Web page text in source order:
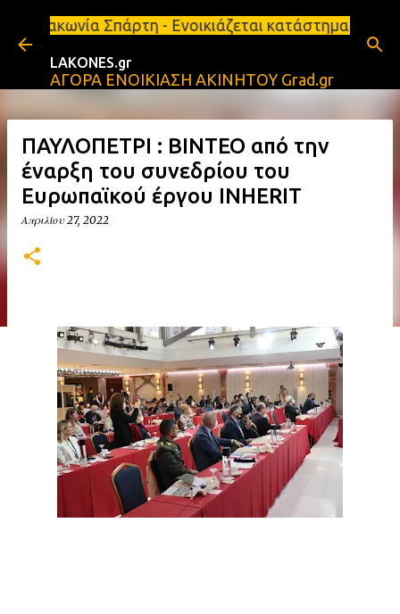
Μετάβαση στο κύριο περιεχόμενο
Σπάρτη - Ενοικιάζεται κατάστημα 134 τ.μ,
LAKONES.gr
ΑΓΟΡΑ ΕΝΟΙΚΙΑΣΗ ΑΚΙΝΗΤΟΥ Grad.gr
ΠΑΥΛΟΠΕΤΡΙ : ΒΙΝΤΕΟ από την
έναρξη του συνεδρίου του
Ευρωπαϊκού έργου INHERIT
Απριλίου 27, 2022